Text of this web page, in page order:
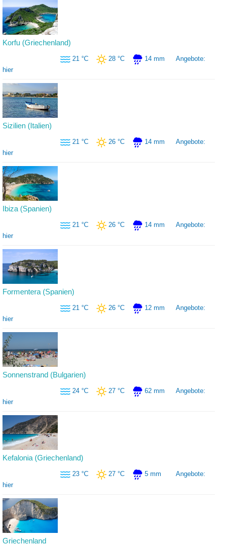
Korfu (Griechenland)
21 °C 28 °C 14 mm
Angebote:
hier
Sizilien (Italien)
21 °C 26 °C 14 mm
Angebote:
hier
Ibiza (Spanien)
21 °C 26 °C 14 mm
Angebote:
hier
Formentera (Spanien)
21 °C 26 °C 12 mm
Angebote:
hier
Sonnenstrand (Bulgarien)
24 °C 27 °C 62 mm
Angebote:
hier
Kefalonia (Griechenland)
23 °C 27 °C 5 mm
Angebote:
hier
Griechenland